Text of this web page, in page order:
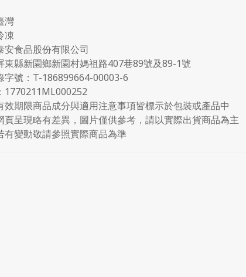
灣
凍
安食品股份有限公司
東縣新園鄉新園村媽祖路407巷89號及89-1號
字號：T-186899664-00003-6
1770211ML000252
效期限商品成分與適用注意事項皆標示於包裝或產品中
頁呈現略有差異，圖片僅供參考，請以實際出貨商品為主
有變動敬請參照實際商品為準